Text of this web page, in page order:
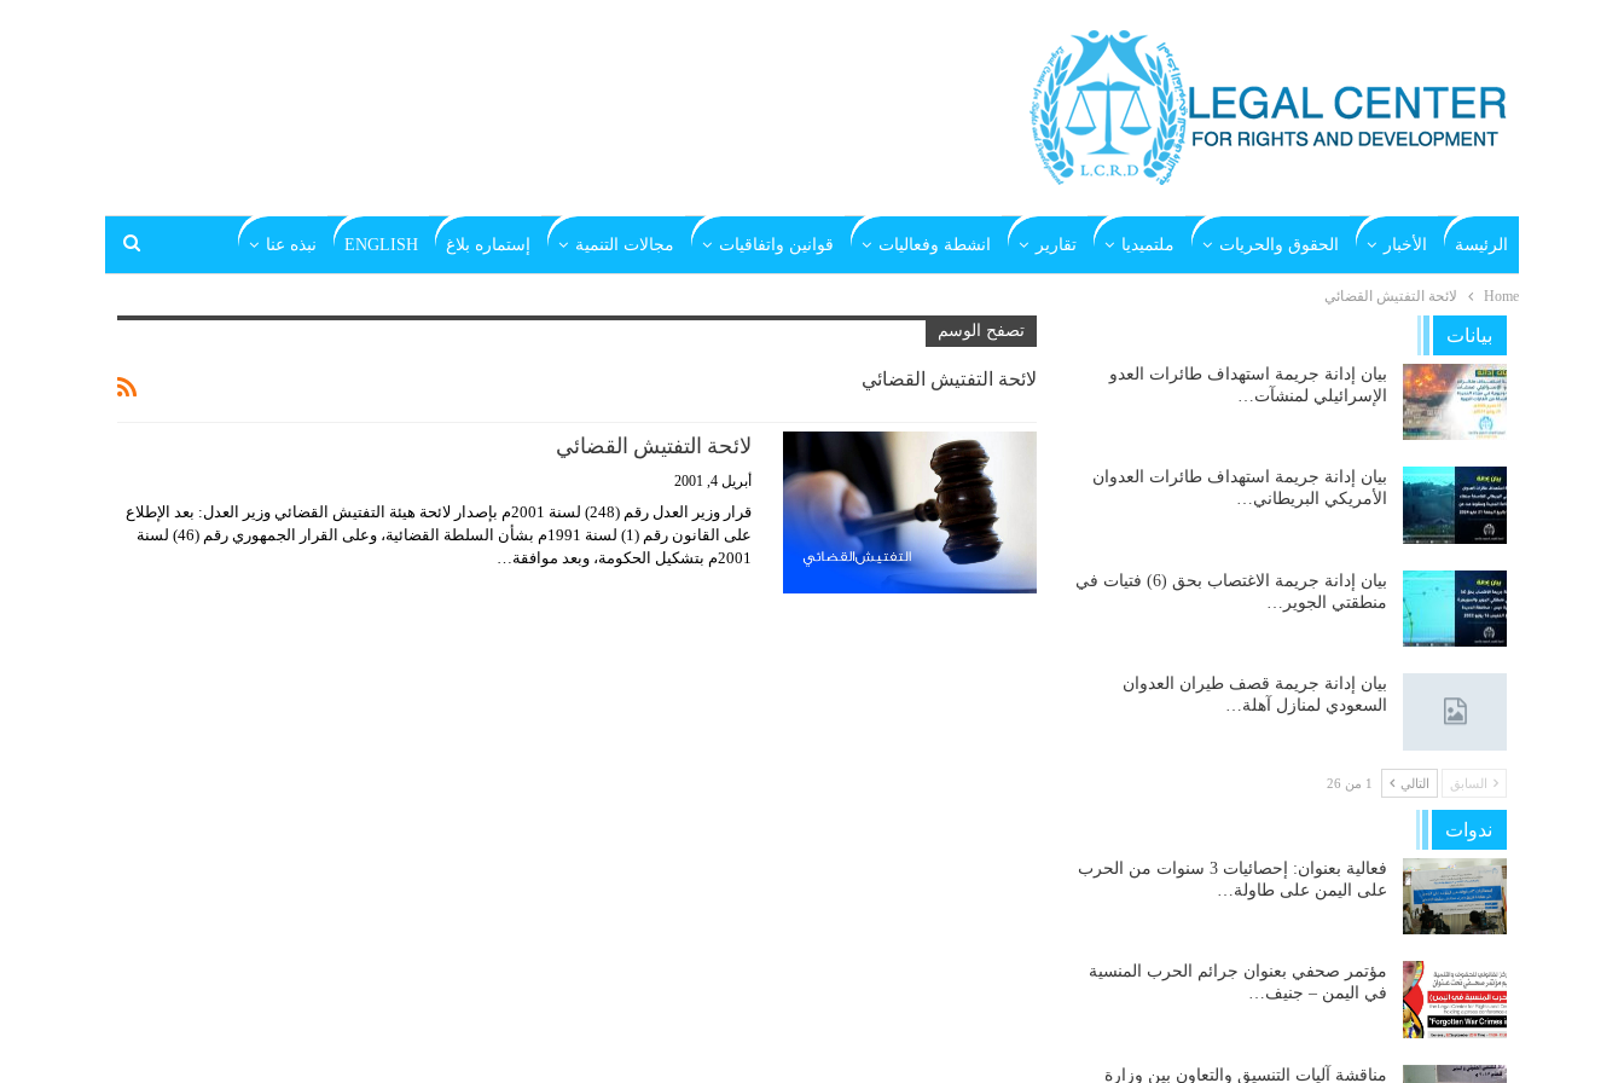
الرئيسة الأخبار الحقوق والحريات ملتميديا تقارير انشطة وفعاليات قوانين واتفاقيات مجالات التنمية إستماره بلاغ ENGLISH نبذه عنا
Home لائحة التفتيش القضائي
تصفح الوسم
لائحة التفتيش القضائي
لائحة التفتيش القضائي
أبريل 4, 2001
قرار وزير العدل رقم (248) لسنة 2001م بإصدار لائحة هيئة التفتيش القضائي وزير العدل: بعد الإطلاع
على القانون رقم (1) لسنة 1991م بشأن السلطة القضائية، وعلى القرار الجمهوري رقم (46) لسنة
2001م بتشكيل الحكومة، وبعد موافقة…
بيانات
بيان إدانة جريمة استهداف طائرات العدو
الإسرائيلي لمنشآت…
بيان إدانة جريمة استهداف طائرات العدوان
الأمريكي البريطاني…
بيان إدانة جريمة الاغتصاب بحق (6) فتيات في
منطقتي الجوير…
بيان إدانة جريمة قصف طيران العدوان
السعودي لمنازل آهلة…
السابق التالي 1 من 26
ندوات
فعالية بعنوان: إحصائيات 3 سنوات من الحرب
على اليمن على طاولة…
مؤتمر صحفي بعنوان جرائم الحرب المنسية
في اليمن – جنيف…
مناقشة آليات التنسيق والتعاون بين وزارة